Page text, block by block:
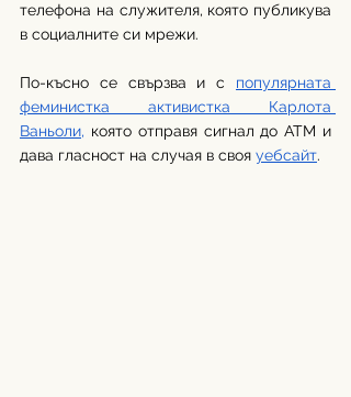
телефона на служителя, която публикува
в социалните си мрежи.
По-късно се свързва и с популярната
феминистка активистка Карлота
Ваньоли, която отправя сигнал до ATM и
дава гласност на случая в своя уебсайт.